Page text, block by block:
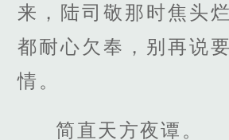
来，陆司敬那时焦头
都耐心欠奉，别再说
情。
简直天方夜谭。